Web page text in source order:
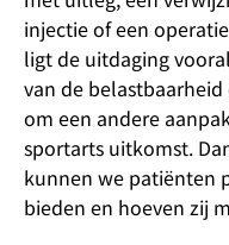
injectie of een
ligt de uitdaging
van de
om een andere
sportarts uitkomst.
kunnen we patiënten
bieden en hoeven zij